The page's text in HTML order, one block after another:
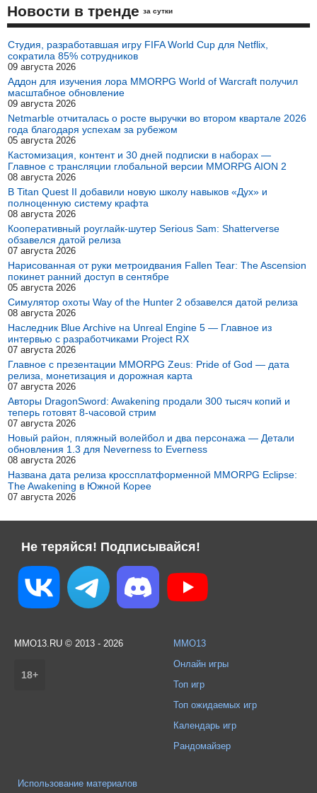
Новости в тренде за сутки
Студия, разработавшая игру FIFA World Cup для Netflix,
сократила 85% сотрудников
09 августа 2026
Аддон для изучения лора MMORPG World of Warcraft получил
масштабное обновление
09 августа 2026
Netmarble отчиталась о росте выручки во втором квартале 2026
года благодаря успехам за рубежом
05 августа 2026
Кастомизация, контент и 30 дней подписки в наборах —
Главное с трансляции глобальной версии MMORPG AION 2
08 августа 2026
В Titan Quest II добавили новую школу навыков «Дух» и
полноценную систему крафта
08 августа 2026
Кооперативный роуглайк-шутер Serious Sam: Shatterverse
обзавелся датой релиза
07 августа 2026
Нарисованная от руки метроидвания Fallen Tear: The Ascension
покинет ранний доступ в сентябре
05 августа 2026
Симулятор охоты Way of the Hunter 2 обзавелся датой релиза
08 августа 2026
Наследник Blue Archive на Unreal Engine 5 — Главное из
интервью с разработчиками Project RX
07 августа 2026
Главное с презентации MMORPG Zeus: Pride of God — дата
релиза, монетизация и дорожная карта
07 августа 2026
Авторы DragonSword: Awakening продали 300 тысяч копий и
теперь готовят 8-часовой стрим
07 августа 2026
Новый район, пляжный волейбол и два персонажа — Детали
обновления 1.3 для Neverness to Everness
08 августа 2026
Названа дата релиза кроссплатформенной MMORPG Eclipse:
The Awakening в Южной Корее
07 августа 2026
Не теряйся! Подписывайся!
MMO13.RU © 2013 - 2026
18+
MMO13
Онлайн игры
Топ игр
Топ ожидаемых игр
Календарь игр
Рандомайзер
Использование материалов